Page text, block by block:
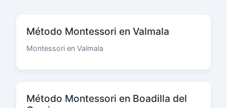
Método Montessori en Valmala
Montessori en Valmala
Método Montessori en Boadilla del